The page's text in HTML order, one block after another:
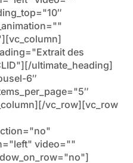
des
ultimate_heading]
6″
vc_row][vc_row
video=""